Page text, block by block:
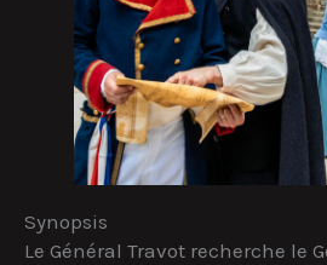
Synopsis
Le Général Travot recherche le